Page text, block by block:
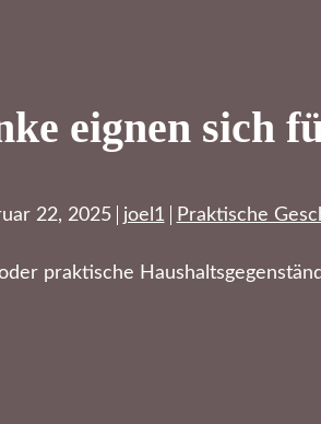
eignen sich
22, 2025 joel1 Praktische
praktische